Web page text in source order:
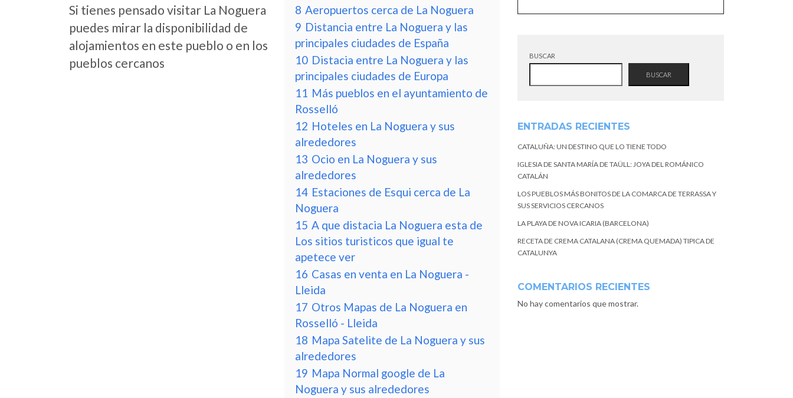
Si tienes pensado visitar La Noguera
puedes mirar la disponibilidad de
alojamientos en este pueblo o en los
pueblos cercanos
8 Aeropuertos cerca de La Noguera
9 Distancia entre La Noguera y las
principales ciudades de España
10 Distacia entre La Noguera y las
principales ciudades de Europa
11 Más pueblos en el ayuntamiento de
Rosselló
12 Hoteles en La Noguera y sus
alrededores
13 Ocio en La Noguera y sus
alrededores
14 Estaciones de Esqui cerca de La
Noguera
15 A que distacia La Noguera esta de
Los sitios turisticos que igual te
apetece ver
16 Casas en venta en La Noguera -
Lleida
17 Otros Mapas de La Noguera en
Rosselló - Lleida
18 Mapa Satelite de La Noguera y sus
alrededores
19 Mapa Normal google de La
Noguera y sus alrededores
BUSCAR
BUSCAR
ENTRADAS RECIENTES
CATALUÑA: UN DESTINO QUE LO TIENE TODO
IGLESIA DE SANTA MARÍA DE TAÜLL: JOYA DEL ROMÁNICO
CATALÁN
LOS PUEBLOS MÁS BONITOS DE LA COMARCA DE TERRASSA Y
SUS SERVICIOS CERCANOS
LA PLAYA DE NOVA ICARIA (BARCELONA)
RECETA DE CREMA CATALANA (CREMA QUEMADA) TIPICA DE
CATALUNYA
COMENTARIOS RECIENTES
No hay comentarios que mostrar.